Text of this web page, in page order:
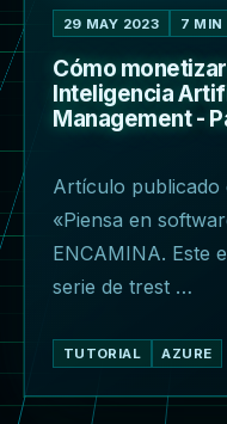
29 MAY 2023 7 MIN
Cómo
Inteligencia
Management -
Artículo publicado
«Piensa en
ENCAMINA. Este
serie de trest …
TUTORIAL AZURE